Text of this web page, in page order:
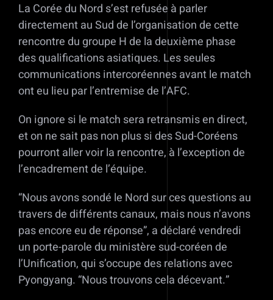
La Corée du Nord s’est refusée à parler
directement au Sud de l’organisation de cette
rencontre du groupe H de la deuxième phase
des qualifications asiatiques. Les seules
communications intercoréennes avant le match
ont eu lieu par l’entremise de l’AFC.
On ignore si le match sera retransmis en direct,
et on ne sait pas non plus si des Sud-Coréens
pourront aller voir la rencontre, à l’exception de
l’encadrement de l’équipe.
“Nous avons sondé le Nord sur ces questions au
travers de différents canaux, mais nous n’avons
pas encore eu de réponse”, a déclaré vendredi
un porte-parole du ministère sud-coréen de
l’Unification, qui s’occupe des relations avec
Pyongyang. “Nous trouvons cela décevant.”